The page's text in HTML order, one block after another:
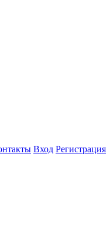
Вход Регистрация